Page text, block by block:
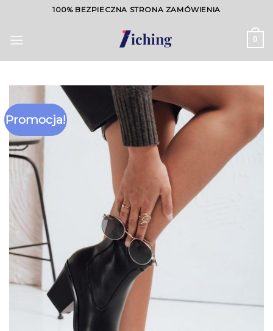
content
100% BEZPIECZNA STRONA ZAMÓWIENIA
0
Promocja!